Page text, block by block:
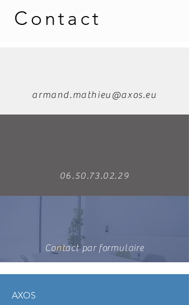
Contact
armand.mathieu@axos.eu
06.50.73.02.29
Contact par formulaire
AXOS